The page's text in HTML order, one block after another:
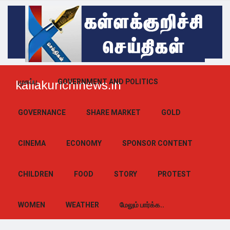
kallakurichinews.in
முகப்பு GOVERNMENT AND POLITICS
GOVERNANCE SHARE MARKET GOLD
CINEMA ECONOMY SPONSOR CONTENT
CHILDREN FOOD STORY PROTEST
WOMEN WEATHER மேலும் பார்க்க..